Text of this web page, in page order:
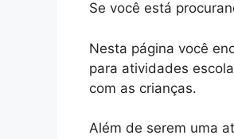
Se você está
Nesta página você
para atividades
com as crianças.
Além de serem uma